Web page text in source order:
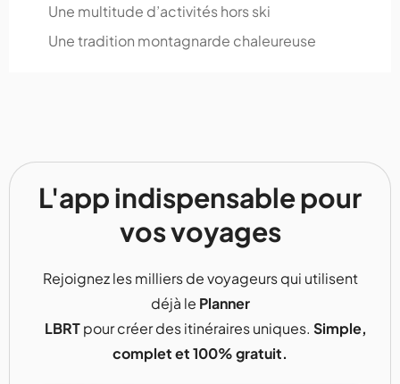
Une multitude d’activités hors ski
Une tradition montagnarde chaleureuse
L'app indispensable pour
vos voyages
Rejoignez les milliers de voyageurs qui utilisent
déjà le Planner
LBRTpour créer des itinéraires uniques. Simple,
complet et 100% gratuit.